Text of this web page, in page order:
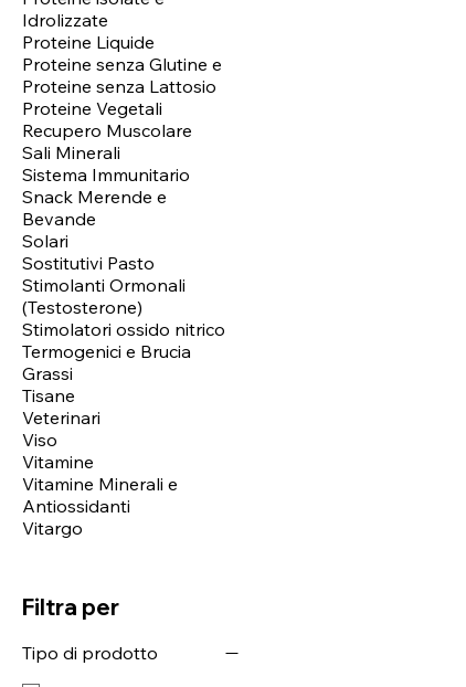
Idrolizzate
Proteine Liquide
Proteine senza Glutine e
Proteine senza Lattosio
Proteine Vegetali
Recupero Muscolare
Sali Minerali
Sistema Immunitario
Snack Merende e
Bevande
Solari
Sostitutivi Pasto
Stimolanti Ormonali
(Testosterone)
Stimolatori ossido nitrico
Termogenici e Brucia
Grassi
Tisane
Veterinari
Viso
Vitamine
Vitamine Minerali e
Antiossidanti
Vitargo
Filtra per
Tipo di prodotto